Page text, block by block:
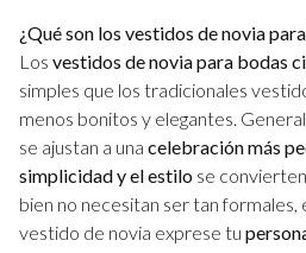
¿Qué son los vestidos de novia
Los vestidos de novia para bodas
simples que los tradicionales
menos bonitos y elegantes.
se ajustan a una celebración más
simplicidad y el estilo se
bien no necesitan ser tan
vestido de novia exprese tu